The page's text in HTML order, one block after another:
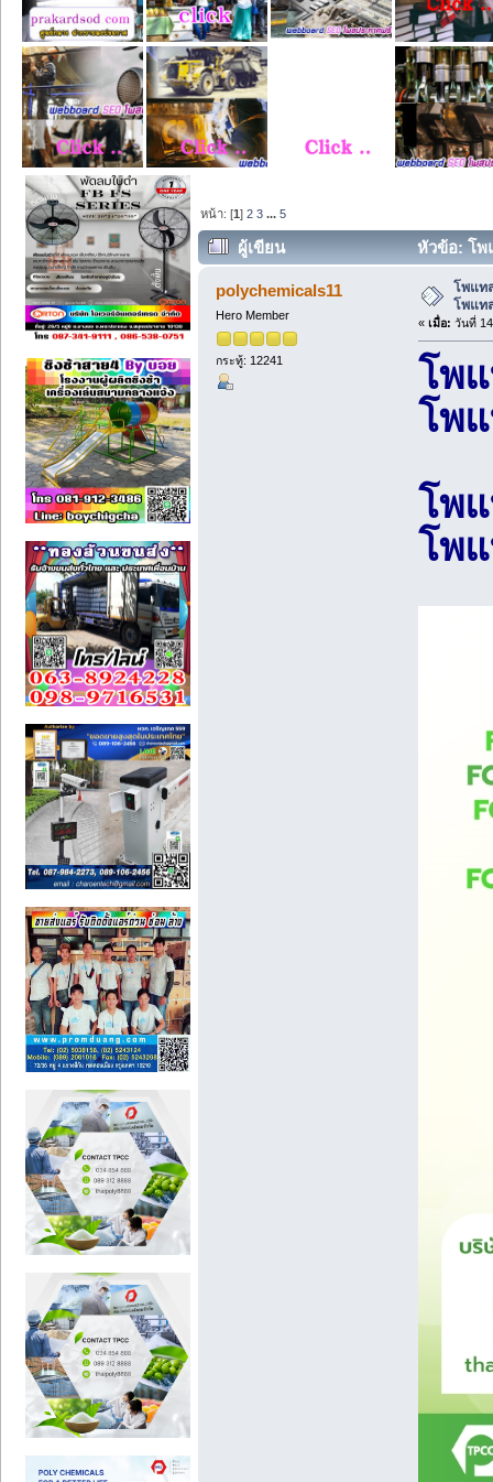
หน้า: [1]2 3 ...5
ผู้เขียน หัวข้อ: โพ
polychemicals11
Hero Member
กระทู้: 12241
โพแท
โพแท
« เมื่อ: วันที่
โพ
โพ
โพ
โพ